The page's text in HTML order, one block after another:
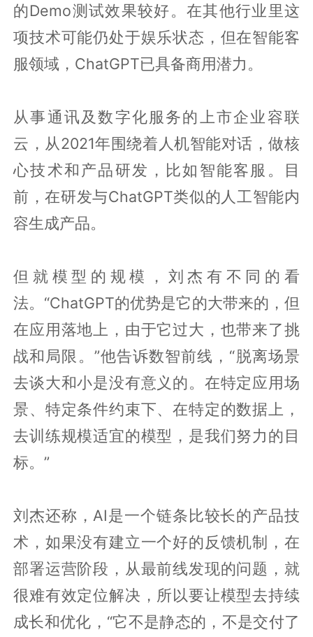
的Demo测试效果较好。在其他行业里这
项技术可能仍处于娱乐状态，但在智能客
服领域，ChatGPT已具备商用潜力。
从事通讯及数字化服务的上市企业容联
云，从2021年围绕着人机智能对话，做核
心技术和产品研发，比如智能客服。目
前，在研发与ChatGPT类似的人工智能内
容生成产品。
但就模型的规模，刘杰有不同的看
法。“ChatGPT的优势是它的大带来的，但
在应用落地上，由于它过大，也带来了挑
战和局限。”他告诉数智前线，“脱离场景
去谈大和小是没有意义的。在特定应用场
景、特定条件约束下、在特定的数据上，
去训练规模适宜的模型，是我们努力的目
标。”
刘杰还称，AI是一个链条比较长的产品技
术，如果没有建立一个好的反馈机制，在
部署运营阶段，从最前线发现的问题，就
很难有效定位解决，所以要让模型去持续
成长和优化，“它不是静态的，不是交付了